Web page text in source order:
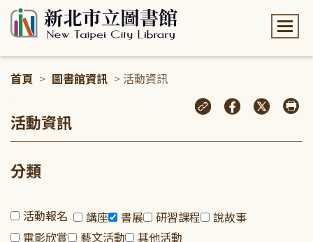
首頁 > 圖書館資訊 > 活動資訊
活動資訊
分類
活動報名 講座 書展 研習課程
說故事
電影欣賞
藝文活動 其他活動